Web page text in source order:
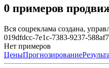
0 примеров
Вся соцреклама создана,
019dfdcc-7e1c-7383-9237-
Нет примеров
ЦеныПрогнозирование